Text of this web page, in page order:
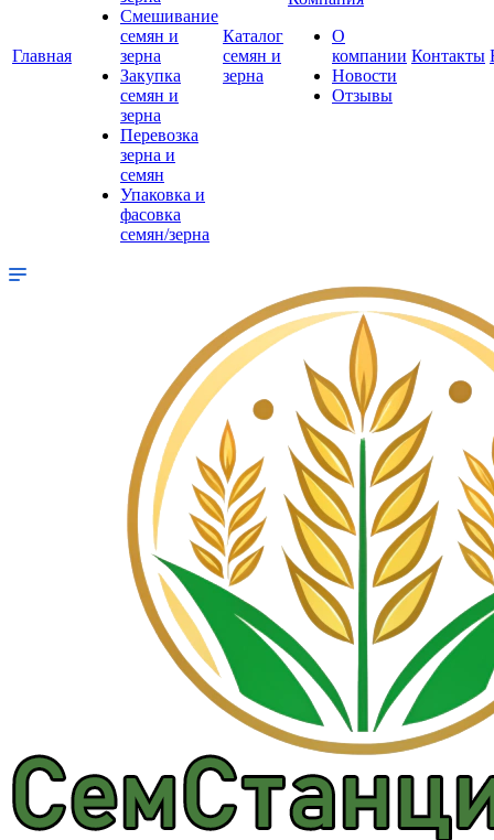
Главная
Смешивание
семян и
зерна
Закупка
семян и
зерна
Перевозка
зерна и
семян
Упаковка и
фасовка
семян/зерна
Каталог
семян и
зерна
О
компании
Новости
Отзывы
Контакты